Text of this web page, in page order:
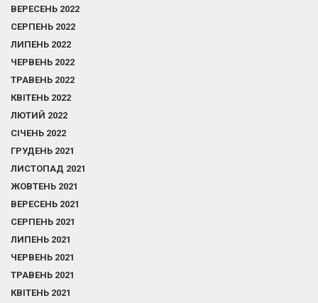
ВЕРЕСЕНЬ 2022
СЕРПЕНЬ 2022
ЛИПЕНЬ 2022
ЧЕРВЕНЬ 2022
ТРАВЕНЬ 2022
КВІТЕНЬ 2022
ЛЮТИЙ 2022
СІЧЕНЬ 2022
ГРУДЕНЬ 2021
ЛИСТОПАД 2021
ЖОВТЕНЬ 2021
ВЕРЕСЕНЬ 2021
СЕРПЕНЬ 2021
ЛИПЕНЬ 2021
ЧЕРВЕНЬ 2021
ТРАВЕНЬ 2021
КВІТЕНЬ 2021